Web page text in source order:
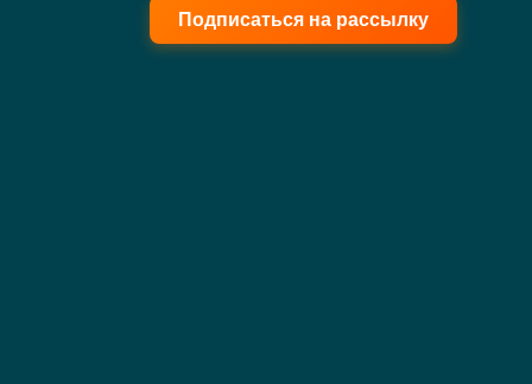
Подписаться на рассылку